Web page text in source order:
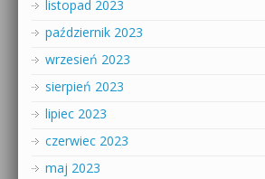
listopad 2023
październik 2023
wrzesień 2023
sierpień 2023
lipiec 2023
czerwiec 2023
maj 2023